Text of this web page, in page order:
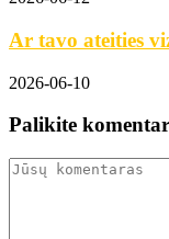
Ar tavo ateities
2026-06-10
Palikite